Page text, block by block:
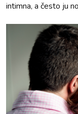
intimna, a često ju